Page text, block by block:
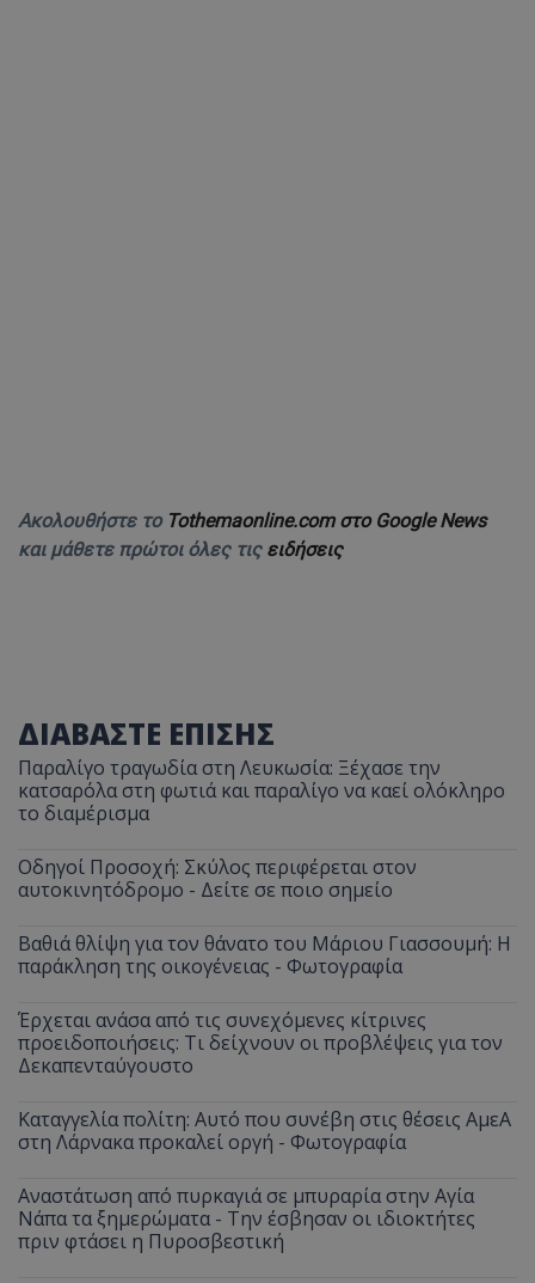
Ακολουθήστε το Tothemaonline.com στο Google News
και μάθετε πρώτοι όλες τις ειδήσεις
ΔΙΑΒΑΣΤΕ ΕΠΙΣΗΣ
Παραλίγο τραγωδία στη Λευκωσία: Ξέχασε την
κατσαρόλα στη φωτιά και παραλίγο να καεί ολόκληρο
το διαμέρισμα
Οδηγοί Προσοχή: Σκύλος περιφέρεται στον
αυτοκινητόδρομο - Δείτε σε ποιο σημείο
Βαθιά θλίψη για τον θάνατο του Μάριου Γιασσουμή: Η
παράκληση της οικογένειας - Φωτογραφία
Έρχεται ανάσα από τις συνεχόμενες κίτρινες
προειδοποιήσεις: Τι δείχνουν οι προβλέψεις για τον
Δεκαπενταύγουστο
Καταγγελία πολίτη: Αυτό που συνέβη στις θέσεις ΑμεΑ
στη Λάρνακα προκαλεί οργή - Φωτογραφία
Αναστάτωση από πυρκαγιά σε μπυραρία στην Αγία
Νάπα τα ξημερώματα - Την έσβησαν οι ιδιοκτήτες
πριν φτάσει η Πυροσβεστική